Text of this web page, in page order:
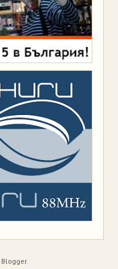
Blogger.